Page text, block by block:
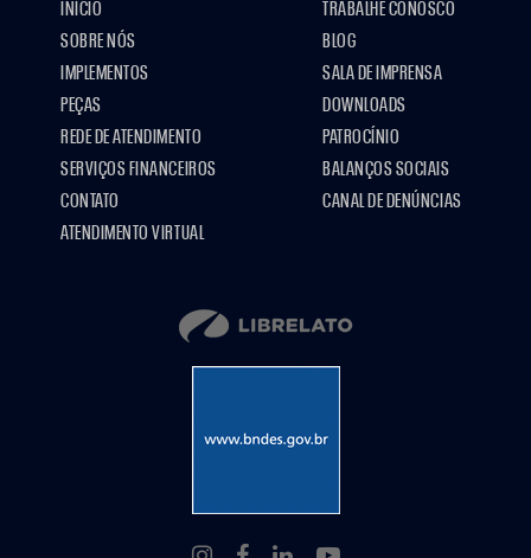
INÍCIO
SOBRE NÓS
IMPLEMENTOS
PEÇAS
REDE DE ATENDIMENTO
SERVIÇOS FINANCEIROS
CONTATO
ATENDIMENTO VIRTUAL
TRABALHE CONOSCO
BLOG
SALA DE IMPRENSA
DOWNLOADS
PATROCÍNIO
BALANÇOS SOCIAIS
CANAL DE DENÚNCIAS